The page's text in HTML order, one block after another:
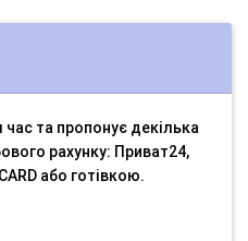
та пропонує декілька
рахунку: Приват24,
або готівкою.